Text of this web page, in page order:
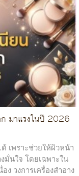
มาแรงในปี 2026
เพราะช่วยให้ผิวหน้า
นใจ โดยเฉพาะใน
ง วงการเครื่องสำอาง